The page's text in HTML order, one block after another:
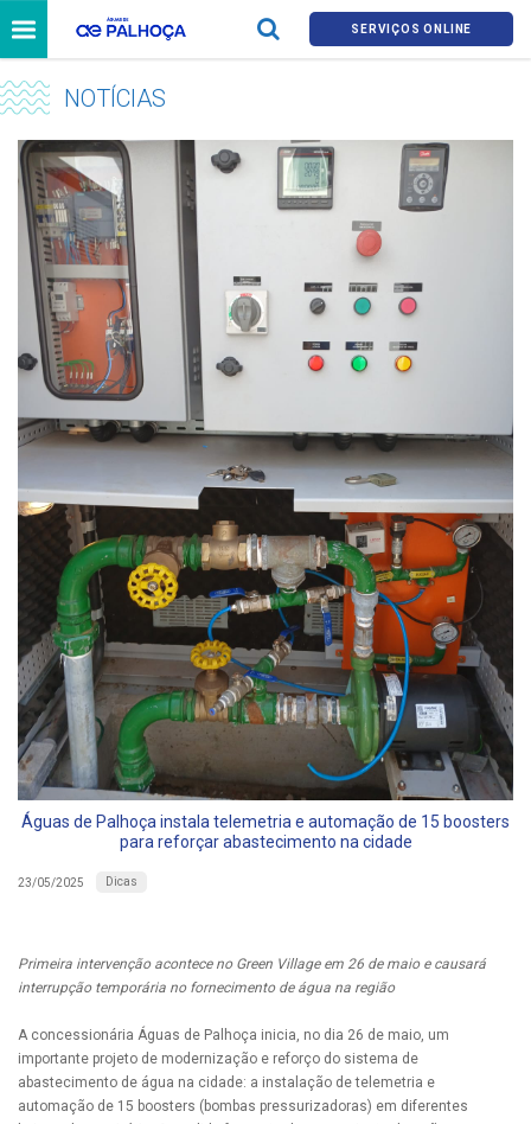
SERVIÇOS ONLINE
NOTÍCIAS
Águas de Palhoça instala telemetria e automação de 15 boosters
para reforçar abastecimento na cidade
23/05/2025 Dicas
Primeira intervenção acontece no Green Village em 26 de maio e causará
interrupção temporária no fornecimento de água na região
A concessionária Águas de Palhoça inicia, no dia 26 de maio, um
importante projeto de modernização e reforço do sistema de
abastecimento de água na cidade: a instalação de telemetria e
automação de 15 boosters (bombas pressurizadoras) em diferentes